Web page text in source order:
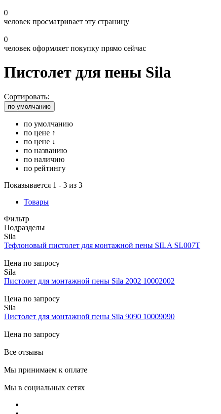
0
человек просматривает эту страницу
0
человек оформляет покупку прямо сейчас
Пистолет для пены Sila
Сортировать:
по умолчанию
по умолчанию
по цене ↑
по цене ↓
по названию
по наличию
по рейтингу
Показывается 1 - 3 из 3
Товары
Фильтр
Подразделы
Sila
Тефлоновый пистолет для монтажной пены SILA SL007T
Цена по запросу
Sila
Пистолет для монтажной пены Sila 2002 10002002
Цена по запросу
Sila
Пистолет для монтажной пены Sila 9090 10009090
Цена по запросу
Все отзывы
Мы принимаем к оплате
Мы в социальных сетях